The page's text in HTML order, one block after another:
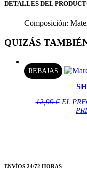
DETALLES DEL
Composición:
QUIZÁS
REBAJAS
12,99€ EL
ENVÍOS 24/72 HORAS